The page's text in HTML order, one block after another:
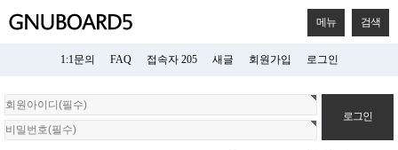
메뉴 검색
1:1문의 FAQ 접속자 205 새글 회원가입 로그인
회
원
로